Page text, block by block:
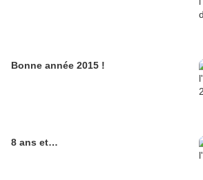
Bonne année 2015 !
8 ans et…